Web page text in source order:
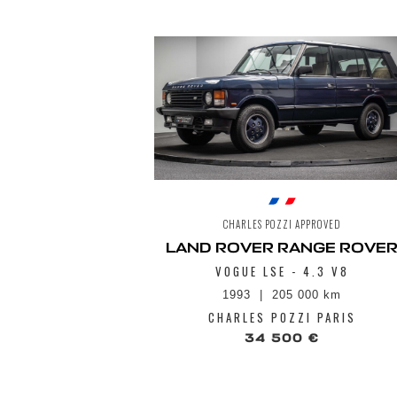
CHARLES POZZI APPROVED
LAND ROVER RANGE ROVER
VOGUE LSE - 4.3 V8
1993 205 000 km
CHARLES POZZI PARIS
34 500 €